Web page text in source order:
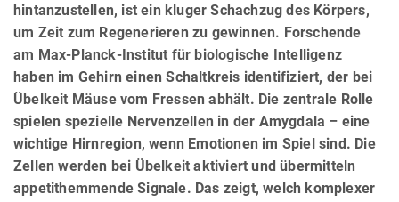
hintanzustellen, ist ein kluger Schachzug des Körpers,
um Zeit zum Regenerieren zu gewinnen. Forschende
am Max-Planck-Institut für biologische Intelligenz
haben im Gehirn einen Schaltkreis identifiziert, der bei
Übelkeit Mäuse vom Fressen abhält. Die zentrale Rolle
spielen spezielle Nervenzellen in der Amygdala – eine
wichtige Hirnregion, wenn Emotionen im Spiel sind. Die
Zellen werden bei Übelkeit aktiviert und übermitteln
appetithemmende Signale. Das zeigt, welch komplexer